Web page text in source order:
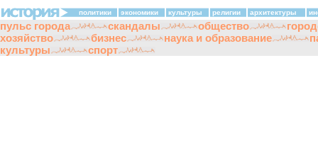
политики экономики культуры религии архитектуры
пульс города скандалы общество
хозяйство
бизнес наука и образование
культуры
спорт